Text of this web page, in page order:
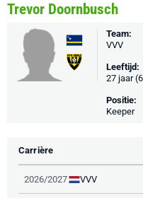
Trevor Doornbusch
Team:
VVV
Leeftijd:
27 jaar
Positie:
Keeper
Carrière
2026/2027 VVV